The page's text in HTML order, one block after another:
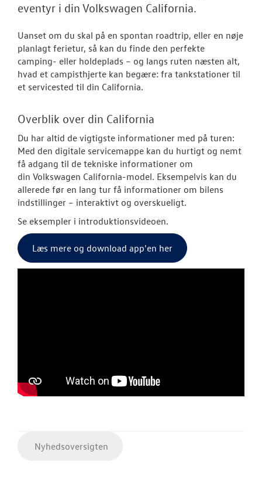
JOB OG
eventyr i din Volkswagen California.
Uanset om du skal på en spontan roadtrip, eller en nøje
planlagt ferietur, så kan du finde den perfekte
camping- eller holdeplads – og langs ruten næsten alt,
hvad et campisthjerte kan begære: fra tankstationer til
et servicested til din California.
Overblik over din California
Du har altid de vigtigste informationer med på turen:
Med den digitale servicemappe kan du hurtigt og nemt
få adgang til de tekniske informationer om
din Volkswagen California-model. Eksempelvis kan du
allerede før en lang tur få informationer om bilens
indstillinger – interaktivt og overskueligt.
Se eksempler i introduktionsvideoen.
Læs mere og download app'en her
Nyhedsoversigten